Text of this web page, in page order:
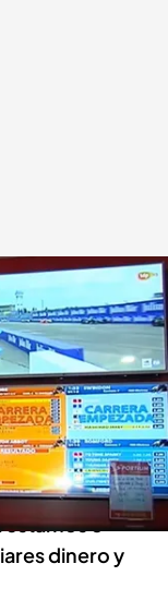
Jiménez / J. Moreno
respecto al
o
dinero y